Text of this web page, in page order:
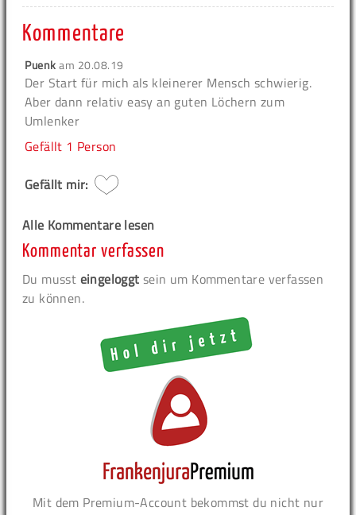
Kommentare
Puenkam 20.08.19
Der Start für mich als kleinerer Mensch schwierig.
Aber dann relativ easy an guten Löchern zum
Umlenker
Gefällt 1 Person
Gefällt mir:
Alle Kommentare lesen
Kommentar verfassen
Du musst eingeloggt sein um Kommentare verfassen
zu können.
Mit dem Premium-Account bekommst du nicht nur